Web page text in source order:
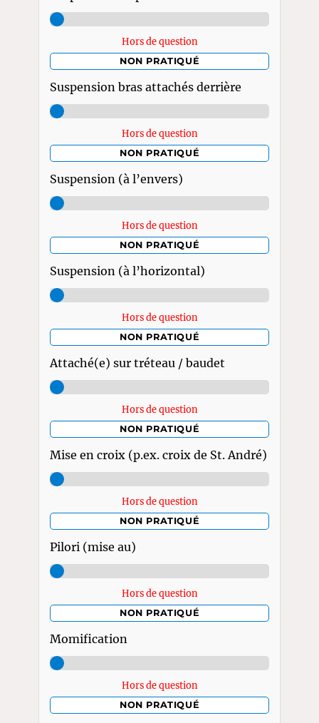
Hors de question
NON PRATIQUÉ
Suspension bras attachés derrière
Hors de question
NON PRATIQUÉ
Suspension (à l’envers)
Hors de question
NON PRATIQUÉ
Suspension (à l’horizontal)
Hors de question
NON PRATIQUÉ
Attaché(e) sur tréteau / baudet
Hors de question
NON PRATIQUÉ
Mise en croix (p.ex. croix de St. André)
Hors de question
NON PRATIQUÉ
Pilori (mise au)
Hors de question
NON PRATIQUÉ
Momification
Hors de question
NON PRATIQUÉ